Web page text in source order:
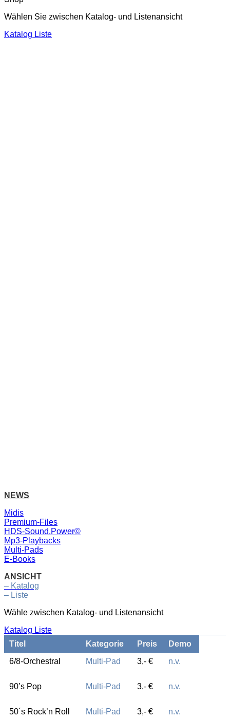
Wählen Sie zwischen Katalog- und Listenansicht
Katalog Liste
NEWS
Midis
Premium-Files
HDS-Sound.Power©
Mp3-Playbacks
Multi-Pads
E-Books
ANSICHT
– Katalog
– Liste
Wähle zwischen Katalog- und Listenansicht
Katalog Liste
Titel
Kategorie Preis
Demo
6/8-Orchestral
Multi-Pad 3,- € n.v.
90’s Pop Multi-Pad 3,- € n.v.
50´s Rock’n Roll Multi-Pad 3,- € n.v.